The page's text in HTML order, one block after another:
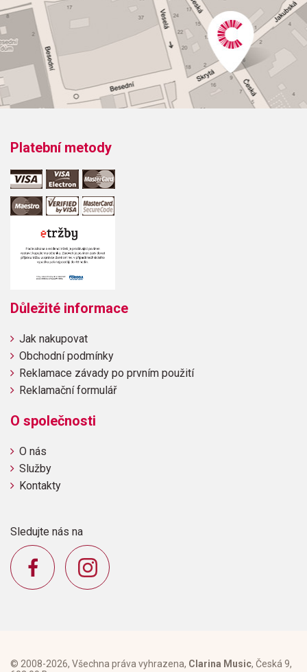
Kolovrátek / Barrel OrganKlekání / Evening BellsKočka je
hebka, ale škrábe / The Cat Has Soft Fur But
ScratchesSlepice / The HenPojedeme do Indie / Let´s Go
to IndiaVaricace C dur / Variations in C MajorZávody na
kulhavé kobyle / Races on a Hobbling NagTelefon /
Telephone
Platební metody
Důležité informace
Jak nakupovat
Obchodní podmínky
Reklamace závady po prvním použití
Reklamační formulář
O společnosti
O nás
Služby
Kontakty
Sledujte nás na
© 2008-2026, Všechna práva vyhrazena, Clarina Music, Česká 9,